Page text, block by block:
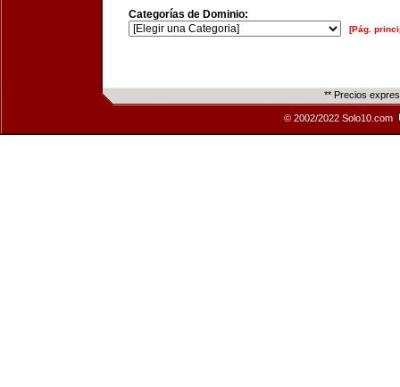
Categorías de Dominio:
[Pág.
** Precios
© 2002/2022 Solo10.com